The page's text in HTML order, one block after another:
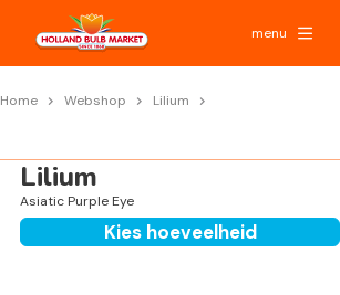
menu
Home Webshop
Lilium
Lilium
Asiatic Purple Eye
Kies hoeveelheid